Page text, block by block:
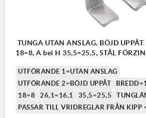
TUNGA UTAN ANSLAG, BÖJD
18=8, A bei H 35,5=25,5, STÅL
UTFÖRANDE 1=UTAN ANSLAG
UTFÖRANDE 2=BÖJD UPPÅT
18=8
26,1=16,1 35,5=25,5
PASSAR TILL VRIDREGLAR FRÅN KIPP